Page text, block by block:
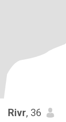
Rivr, 36